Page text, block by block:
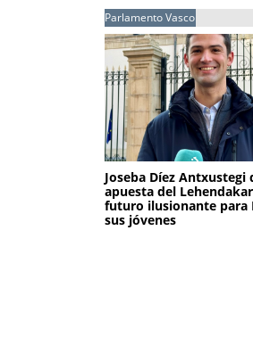
Parlamento Vasco
Joseba Díez Antxustegi
apuesta del
futuro ilusionante para
sus jóvenes